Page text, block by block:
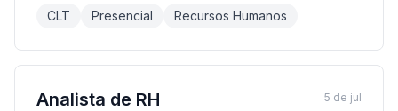
CLT Presencial Recursos Humanos
Analista de RH 5 de jul